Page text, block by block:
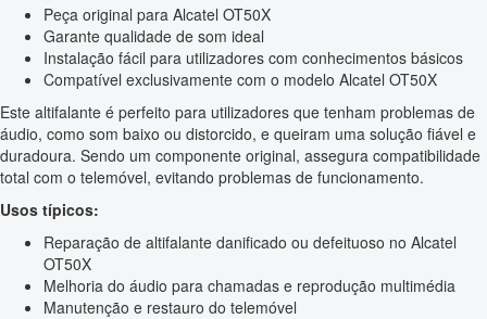
Peça original para Alcatel OT50X
Garante qualidade de som ideal
Instalação fácil para utilizadores com conhecimentos básicos
Compatível exclusivamente com o modelo Alcatel OT50X
Este altifalante é perfeito para utilizadores que tenham problemas de
áudio, como som baixo ou distorcido, e queiram uma solução fiável e
duradoura. Sendo um componente original, assegura compatibilidade
total com o telemóvel, evitando problemas de funcionamento.
Usos típicos:
Reparação de altifalante danificado ou defeituoso no Alcatel
OT50X
Melhoria do áudio para chamadas e reprodução multimédia
Manutenção e restauro do telemóvel